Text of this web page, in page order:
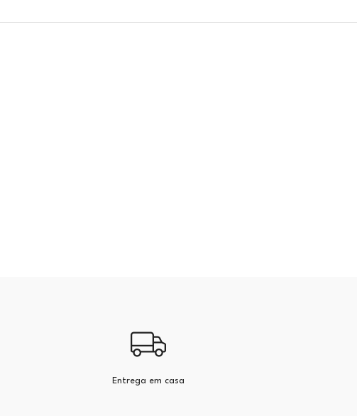
Entrega em casa